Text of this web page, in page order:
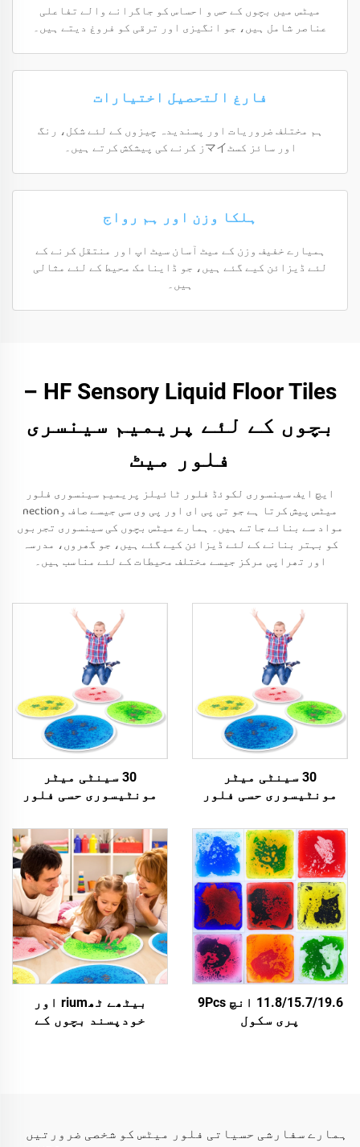
میٹس میں بچوں کے حس و احساس کو جاگرانے والے تفاعلی
عناصر شامل ہیں، جو انگیزی اور ترقی کو فروغ دیتے ہیں۔
فارغ التحصیل اختیارات
ہم مختلف ضروریات اور پسندیدہ چیزوں کے لئے شکل، رنگ
اور سائز کسٹマイز کرنے کی پیشکش کرتے ہیں۔
ہلکا وزن اور ہم رواج
ہمیارے خفیف وزن کے میٹ آسان سیٹ اپ اور منتقل کرنے کے
لئے ڈیزائن کیے گئے ہیں، جو ڈاینامک محیط کے لئے مثالی
ہیں۔
HF Sensory Liquid Floor Tiles –
بچوں کے لئے پریمیم سینسری
فلور میٹ
ایچ ایف سینسوری لکوئڈ فلور ٹائیلز پریمیم سینسوری فلور
میٹس پیش کرتا ہے جو تی پی ای اور پی وی سی جیسے صاف وnection
مواد سے بنائے جاتے ہیں۔ ہمارے میٹس بچوں کی سینسوری تجربوں
کو بہتر بنانے کے لئے ڈیزائن کیے گئے ہیں، جو گھروں، مدرسہ
اور تھراپی مرکز جیسے مختلف محیطات کے لئے مناسب ہیں۔
30 سینٹی میٹر
مونٹیسوری حسی فلور
کھیلوں کے لئے یو وی
منعکس کن حسی ریفرج
شدہ فلور ٹائیلز کے
لئے فجیٹس کھیلے
30 سینٹی میٹر
مونٹیسوری حسی فلور
کھیلوں کے لئے یو وی
منعکس کن حسی ریفرج
شدہ فلور ٹائیلز کے
لئے فجیٹس کھیلے
11.8/15.7/19.6 انچ 9Pcs
پری سکول
بیٹھے ٹھrium اور
خودپسند بچوں کے
ہمارے سفارشی حسیاتی فلور میٹس کو شخصی ضرورتیں